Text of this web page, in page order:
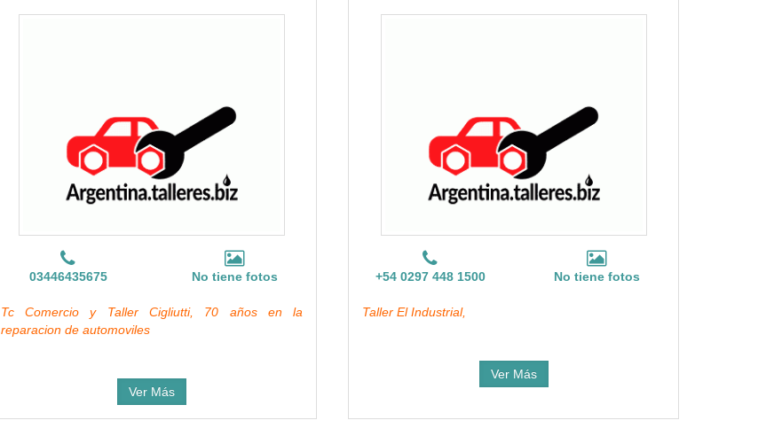
03446435675 No tiene fotos
Tc Comercio y Taller Cigliutti, 70 años en la
reparacion de automoviles
Ver Más
+54 0297 448 1500 No tiene fotos
Taller El Industrial,
Ver Más